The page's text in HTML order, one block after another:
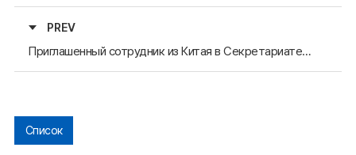
PREV
Приглашенный сотрудник из Китая в Секретариате приняла участие в оперативной времменой группе Подкомиссии АРАССВА по международным обменам квалифицированными кадрами в Хуньчуне
Список